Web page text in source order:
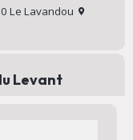
Le Lavandou
Levant